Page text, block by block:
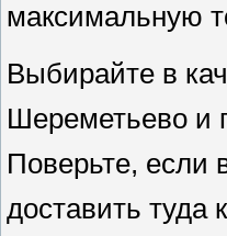
максимальную
Выбирайте в
Шереметьево и
Поверьте, если
доставить туда